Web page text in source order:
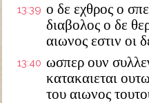
13:39 ο δε εχθρος ο
διαβολος ο δε
αιωνος εστιν οι
13:40 ωσπερ ουν
κατακαιεται
του αιωνος